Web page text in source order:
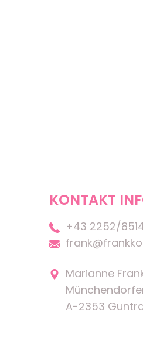
KONTAKT
+43 2252/
Marianne
A-2353